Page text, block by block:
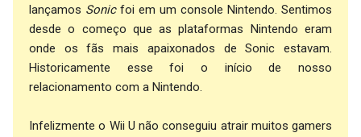
lançamos Sonicfoi em um console Nintendo. Sentimos
desde o começo que as plataformas Nintendo eram
onde os fãs mais apaixonados de Sonic estavam.
Historicamente esse foi o início de nosso
relacionamento com a Nintendo.
Infelizmente o Wii U não conseguiu atrair muitos gamers